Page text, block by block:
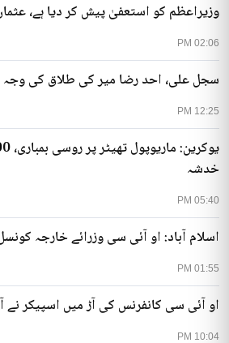
02:06 PM
وزیراعظم کو استعفیٰ پیش کر دیا ہے،
12:25 PM
سجل علی، احد رضا میر کی طلاق کی وجہ
05:40 PM
خدشہ
01:55 PM
اسلام آباد: او آئی سی وزرائے خارجہ
10:04 PM
او آئی سی کانفرنس کی آڑ میں اسپیکر نے